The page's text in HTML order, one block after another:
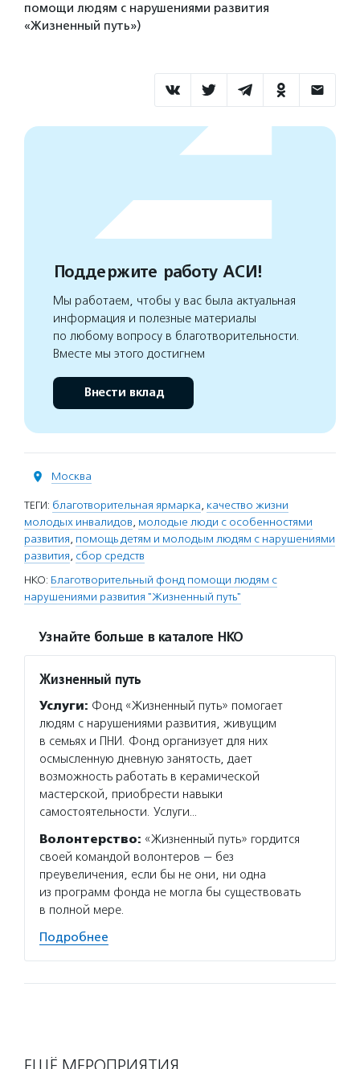
помощи людям с нарушениями развития
«Жизненный путь»)
Поддержите работу АСИ!
Мы работаем, чтобы у вас была актуальная
информация и полезные материалы
по любому вопросу в благотворительности.
Вместе мы этого достигнем
Внести вклад
Москва
ТЕГИ: благотворительная ярмарка, качество жизни
молодых инвалидов, молодые люди с особенностями
развития, помощь детям и молодым людям с нарушениями
развития, сбор средств
НКО: Благотворительный фонд помощи людям с
нарушениями развития "Жизненный путь"
Узнайте больше в каталоге НКО
Жизненный путь
Услуги: Фонд «Жизненный путь» помогает
людям с нарушениями развития, живущим
в семьях и ПНИ. Фонд организует для них
осмысленную дневную занятость, дает
возможность работать в керамической
мастерской, приобрести навыки
самостоятельности. Услуги…
Волонтерство: «Жизненный путь» гордится
своей командой волонтеров — без
преувеличения, если бы не они, ни одна
из программ фонда не могла бы существовать
в полной мере.
Подробнее